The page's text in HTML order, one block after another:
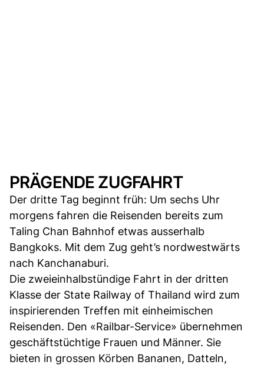
PRÄGENDE ZUGFAHRT
Der dritte Tag beginnt früh: Um sechs Uhr
morgens fahren die Reisenden bereits zum
Taling Chan Bahnhof etwas ausserhalb
Bangkoks. Mit dem Zug geht’s nordwestwärts
nach Kanchanaburi.
Die zweieinhalbstündige Fahrt in der dritten
Klasse der State Railway of Thailand wird zum
inspirierenden Treffen mit einheimischen
Reisenden. Den «Railbar-Service» übernehmen
geschäftstüchtige Frauen und Männer. Sie
bieten in grossen Körben Bananen, Datteln,